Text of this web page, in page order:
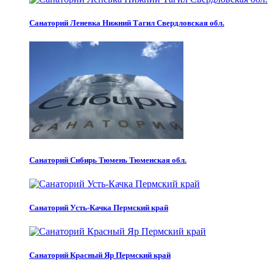
Санаторий Леневка Нижний Тагил Свердловская обл.
Санаторий Сибирь Тюмень Тюменская обл.
Санаторий Усть-Качка Пермский край
Санаторий Красный Яр Пермский край